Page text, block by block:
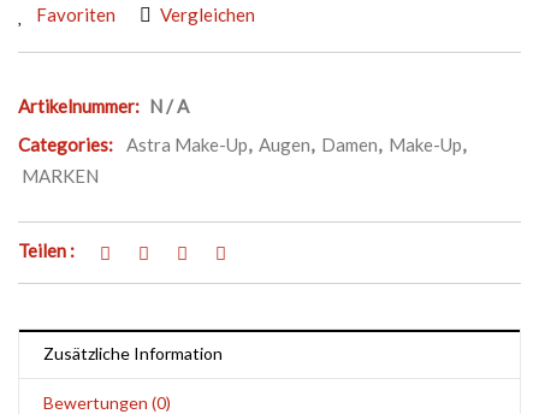
Favoriten Vergleichen
Artikelnummer: N / A
Categories:
Astra Make-Up, Augen, Damen, Make-Up,
MARKEN
Teilen :
Zusätzliche Information
Bewertungen (0)